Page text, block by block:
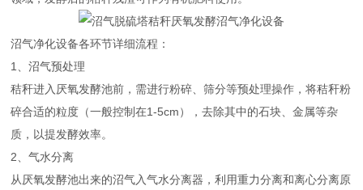
沼气净化设备各环节详细流程：
1、沼气预处理
秸秆进入厌氧发酵池前，需进行粉碎、筛分等预处理操作，将秸秆粉
碎合适的粒度（一般控制在1-5cm），去除其中的石块、金属等杂
质，以提发酵效率。
2、气水分离
从厌氧发酵池出来的沼气入气水分离器，利用重力分离和离心分离原